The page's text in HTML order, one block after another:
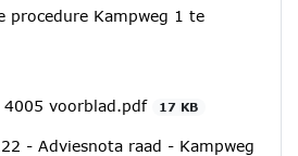
procedure Kampweg 1 te
4005 voorblad.pdf
17 KB
- Adviesnota raad - Kampweg